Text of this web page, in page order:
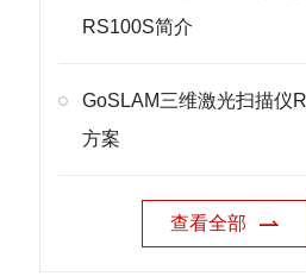
RS100S简介
GoSLAM三维激光扫描仪
方案
查看全部